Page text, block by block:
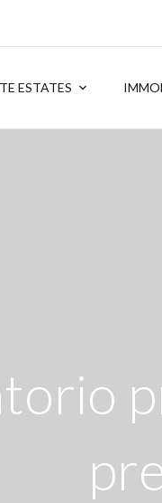
ESTATES